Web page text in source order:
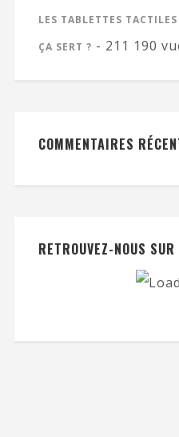
LES TABLETTES
ÇA SERT ? - 211 190
COMMENTAIRES
RETROUVEZ-NOUS SUR